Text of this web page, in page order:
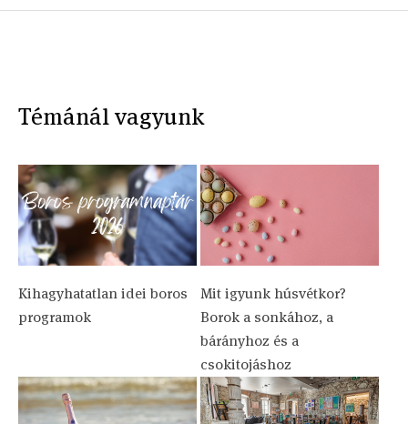
Témánál vagyunk
Kihagyhatatlan idei boros
programok
Mit igyunk húsvétkor?
Borok a sonkához, a
bárányhoz és a
csokitojáshoz